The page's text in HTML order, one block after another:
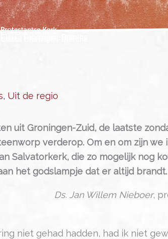
, Uit de regio
uit Groningen-Zuid, de laatste
verderop. Om en om zijn we
Salvatorkerk, die zo mogelijk nog
het godslampje dat er altijd brandt.
Ds. Jan Willem Nieboer,
niet gehad hadden, had ik niet